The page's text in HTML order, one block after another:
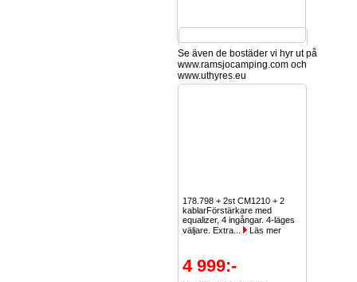
3 999:-
3 199:- exkl. moms
Se även de bostäder vi hyr ut på
www.ramsjocamping.com och
www.uthyres.eu
178.798 + 2st CM1210 + 2
kablarFörstärkare med
equalizer, 4 ingångar. 4-läges
väljare. Extra...
Läs mer
4 999:-